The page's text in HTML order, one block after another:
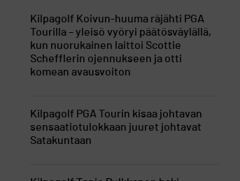
Kilpagolf Koivun-huuma räjähti PGA
Tourilla – yleisö vyöryi päätösväylällä,
kun nuorukainen laittoi Scottie
Schefflerin ojennukseen ja otti
komean avausvoiton
Kilpagolf PGA Tourin kisaa johtavan
sensaatiotulokkaan juuret johtavat
Satakuntaan